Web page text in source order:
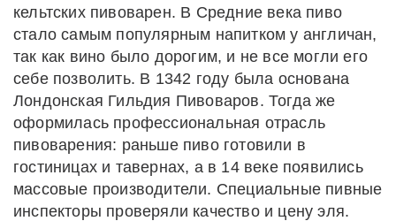
кельтских пивоварен. В Средние века пиво
стало самым популярным напитком у англичан,
так как вино было дорогим, и не все могли его
себе позволить. В 1342 году была основана
Лондонская Гильдия Пивоваров. Тогда же
оформилась профессиональная отрасль
пивоварения: раньше пиво готовили в
гостиницах и тавернах, а в 14 веке появились
массовые производители. Специальные пивные
инспекторы проверяли качество и цену эля.